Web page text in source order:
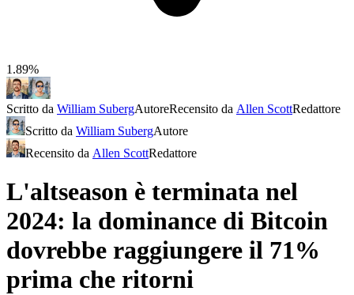
1.89%
Scritto da William SubergAutoreRecensito da Allen ScottRedattore
Scritto da William SubergAutore
Recensito da Allen ScottRedattore
L'altseason è terminata nel
2024: la dominance di Bitcoin
dovrebbe raggiungere il 71%
prima che ritorni